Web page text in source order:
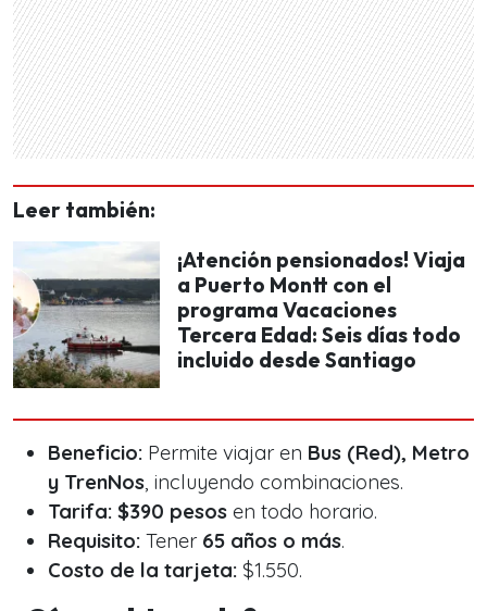
Leer también:
¡Atención pensionados! Viaja
a Puerto Montt con el
programa Vacaciones
Tercera Edad: Seis días todo
incluido desde Santiago
Beneficio: Permite viajar en Bus (Red), Metro
y TrenNos, incluyendo combinaciones.
Tarifa: $390 pesos en todo horario.
Requisito: Tener 65 años o más.
Costo de la tarjeta: $1.550.